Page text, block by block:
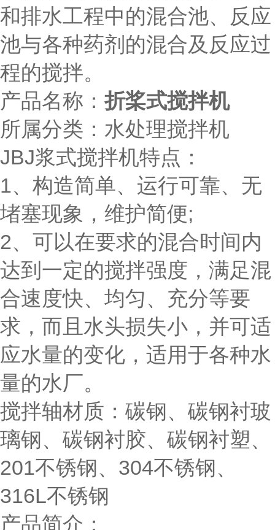
和排水工程中的混合池、反应
池与各种药剂的混合及反应过
程的搅拌。
产品名称：折桨式搅拌机
所属分类：水处理搅拌机
JBJ浆式搅拌机特点：
1、构造简单、运行可靠、无
堵塞现象，维护简便;
2、可以在要求的混合时间内
达到一定的搅拌强度，满足混
合速度快、均匀、充分等要
求，而且水头损失小，并可适
应水量的变化，适用于各种水
量的水厂。
搅拌轴材质：碳钢、碳钢衬玻
璃钢、碳钢衬胶、碳钢衬塑、
201不锈钢、304不锈钢、
316L不锈钢
产品简介：